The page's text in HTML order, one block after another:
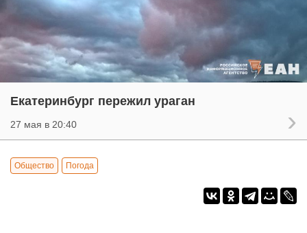
Екатеринбург пережил ураган
27 мая в 20:40
Общество Погода